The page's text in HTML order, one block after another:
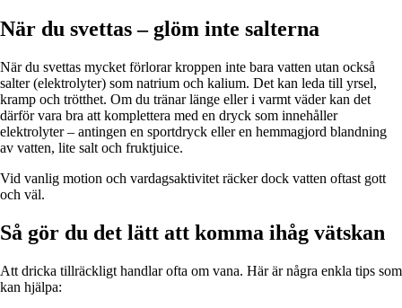
När du svettas – glöm inte salterna
När du svettas mycket förlorar kroppen inte bara vatten utan också
salter (elektrolyter) som natrium och kalium. Det kan leda till yrsel,
kramp och trötthet. Om du tränar länge eller i varmt väder kan det
därför vara bra att komplettera med en dryck som innehåller
elektrolyter – antingen en sportdryck eller en hemmagjord blandning
av vatten, lite salt och fruktjuice.
Vid vanlig motion och vardagsaktivitet räcker dock vatten oftast gott
och väl.
Så gör du det lätt att komma ihåg vätskan
Att dricka tillräckligt handlar ofta om vana. Här är några enkla tips som
kan hjälpa: